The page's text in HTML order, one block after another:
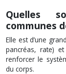
Quelles
communes
Elle est d’une
pancréas, rate)
renforcer le
du corps.